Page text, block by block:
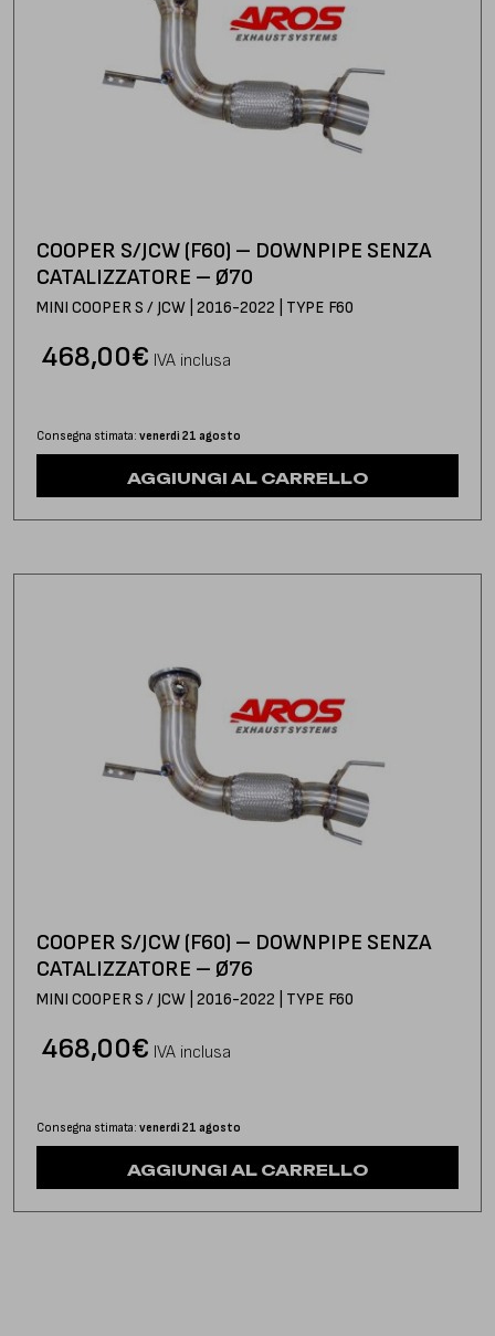
COOPER S/JCW (F60) – DOWNPIPE SENZA
CATALIZZATORE – Ø70
MINI COOPER S / JCW | 2016-2022 | TYPE F60
€
468,00 IVA inclusa
Consegna stimata: venerdì 21 agosto
AGGIUNGI AL CARRELLO
COOPER S/JCW (F60) – DOWNPIPE SENZA
CATALIZZATORE – Ø76
MINI COOPER S / JCW | 2016-2022 | TYPE F60
€
468,00 IVA inclusa
Consegna stimata: venerdì 21 agosto
AGGIUNGI AL CARRELLO